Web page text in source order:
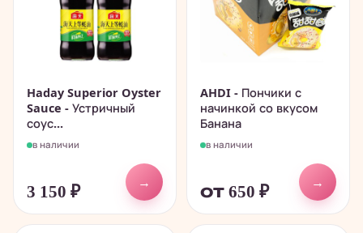
Haday Superior Oyster
Sauce - Устричный
соус...
в наличии
3 150 ₽
→
AHDI - Пончики с
начинкой со вкусом
Банана
в наличии
от 650 ₽
→